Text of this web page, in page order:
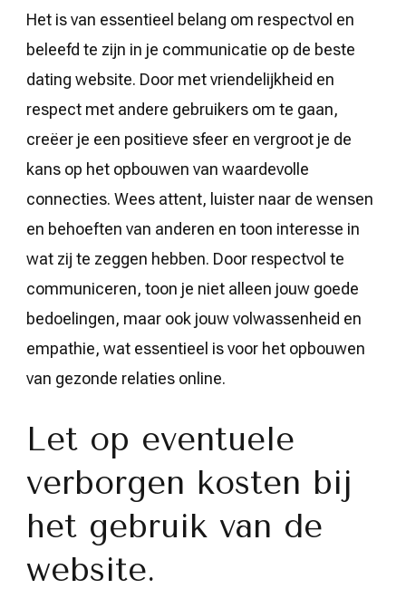
Het is van essentieel belang om respectvol en
beleefd te zijn in je communicatie op de beste
dating website. Door met vriendelijkheid en
respect met andere gebruikers om te gaan,
creëer je een positieve sfeer en vergroot je de
kans op het opbouwen van waardevolle
connecties. Wees attent, luister naar de wensen
en behoeften van anderen en toon interesse in
wat zij te zeggen hebben. Door respectvol te
communiceren, toon je niet alleen jouw goede
bedoelingen, maar ook jouw volwassenheid en
empathie, wat essentieel is voor het opbouwen
van gezonde relaties online.
Let op eventuele
verborgen kosten bij
het gebruik van de
website.